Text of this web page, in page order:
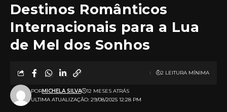
Destinos Românticos
Internacionais para a Lua
de Mel dos Sonhos
ULTIMA ATUALIZAÇÃO: 29/08/2025 12:28 PM
PORMICHELA SILVA 12 MESES ATRÁS
2 LEITURA MÍNIMA